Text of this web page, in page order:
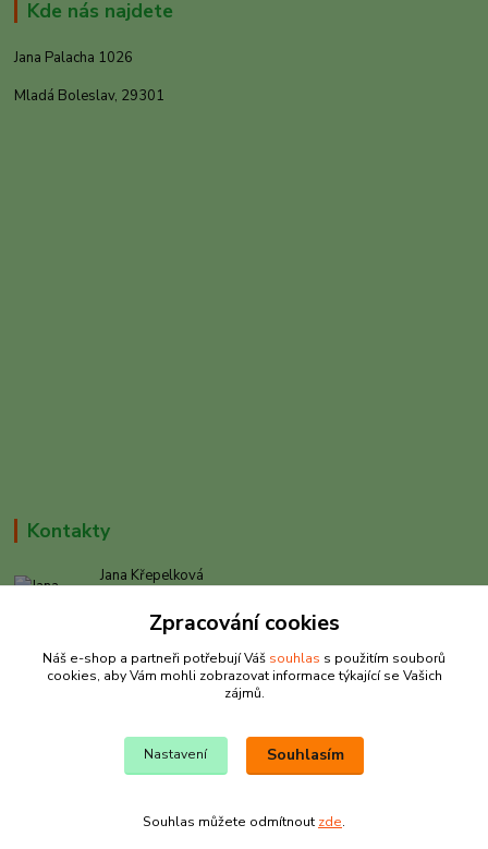
Kde nás najdete
Jana Palacha 1026
Mladá Boleslav, 29301
Kontakty
Jana Křepelková
(Po-Pá, 9-17 hod. , So 9-12 hod.)
info@rybarkrepelkova.cz
© Copyright Jana Křepelková 2023
Zpracování cookies
Náš e-shop a partneři potřebují Váš souhlas s použitím souborů
cookies, aby Vám mohli zobrazovat informace týkající se Vašich
zájmů.
Nastavení Souhlasím
Souhlas můžete odmítnout zde.